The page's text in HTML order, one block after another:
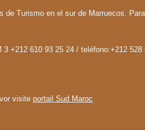
Turismo en el sur de Marruecos.
+212 610 93 25 24 / teléfono:+212 528
visite portail Sud Maroc